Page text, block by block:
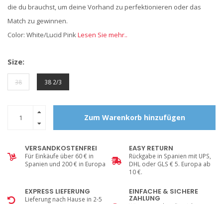
die du brauchst, um deine Vorhand zu perfektionieren oder das
Match zu gewinnen.
Color: White/Lucid PinkLesen Sie mehr..
Size:
38 38 2/3
Zum Warenkorb hinzufügen
VERSANDKOSTENFREI
Für Einkäufe über 60 € in
Spanien und 200 € in Europa
EASY RETURN
Rückgabe in Spanien mit UPS,
DHL oder GLS € 5. Europa ab
10 €.
EXPRESS LIEFERUNG
Lieferung nach Hause in 2-5
EINFACHE & SICHERE
ZAHLUNG